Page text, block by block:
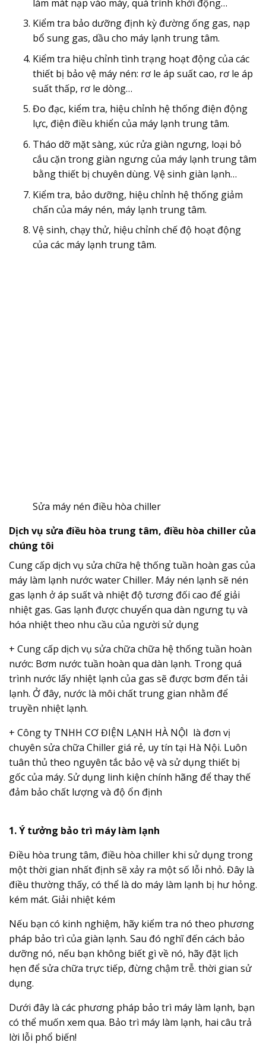
làm mát nạp vào máy, quá trình khởi động…
Kiểm tra bảo dưỡng định kỳ đường ống gas, nạp
bổ sung gas, dầu cho máy lạnh trung tâm.
Kiểm tra hiệu chỉnh tình trạng hoạt động của các
thiết bị bảo vệ máy nén: rơ le áp suất cao, rơ le áp
suất thấp, rơ le dòng…
Đo đạc, kiểm tra, hiệu chỉnh hệ thống điện động
lực, điện điều khiển của máy lạnh trung tâm.
Tháo dỡ mặt sàng, xúc rửa giàn ngưng, loại bỏ
cắu cặn trong giàn ngưng của máy lạnh trung tâm
bằng thiết bị chuyên dùng. Vệ sinh giàn lạnh…
Kiểm tra, bảo dưỡng, hiệu chỉnh hệ thống giảm
chấn của máy nén, máy lạnh trung tâm.
Vệ sinh, chạy thử, hiệu chỉnh chế độ hoạt động
của các máy lạnh trung tâm.
Sửa máy nén điều hòa chiller
Dịch vụ sửa điều hòa trung tâm, điều hòa chiller của
chúng tôi
Cung cấp dịch vụ sửa chữa hệ thống tuần hoàn gas của
máy làm lạnh nước water Chiller. Máy nén lạnh sẽ nén
gas lạnh ở áp suất và nhiệt độ tương đối cao để giải
nhiệt gas. Gas lạnh được chuyển qua dàn ngưng tụ và
hóa nhiệt theo nhu cầu của người sử dụng
+ Cung cấp dịch vụ sửa chữa chữa hệ thống tuần hoàn
nước: Bơm nước tuần hoàn qua dàn lạnh. Trong quá
trình nước lấy nhiệt lạnh của gas sẽ được bơm đến tải
lạnh. Ở đây, nước là môi chất trung gian nhằm để
truyền nhiệt lạnh.
+ Công ty TNHH CƠ ĐIỆN LẠNH HÀ NỘI là đơn vị
chuyên sửa chữa Chiller giá rẻ, uy tín tại Hà Nội. Luôn
tuân thủ theo nguyên tắc bảo vệ và sử dụng thiết bị
gốc của máy. Sử dụng linh kiện chính hãng để thay thế
đảm bảo chất lượng và độ ổn định
1. Ý tưởng bảo trì máy làm lạnh
Điều hòa trung tâm, điều hòa chiller khi sử dụng trong
một thời gian nhất định sẽ xảy ra một số lỗi nhỏ. Đây là
điều thường thấy, có thể là do máy làm lạnh bị hư hỏng.
kém mát. Giải nhiệt kém
Nếu bạn có kinh nghiệm, hãy kiểm tra nó theo phương
pháp bảo trì của giàn lạnh. Sau đó nghĩ đến cách bảo
dưỡng nó, nếu bạn không biết gì về nó, hãy đặt lịch
hẹn để sửa chữa trực tiếp, đừng chậm trễ. thời gian sử
dụng.
Dưới đây là các phương pháp bảo trì máy làm lạnh, bạn
có thể muốn xem qua. Bảo trì máy làm lạnh, hai câu trả
lời lỗi phổ biến!